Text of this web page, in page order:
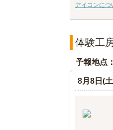
アイコンにつ
体験工
予報地点
8月8日(